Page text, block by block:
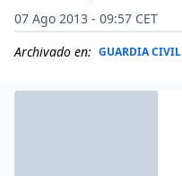
07 Ago 2013 - 09:57 CET
Archivado en: GUARDIA CIVIL